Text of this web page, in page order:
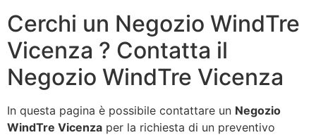
Cerchi un Negozio WindTre
Vicenza ? Contatta il
Negozio WindTre Vicenza
In questa pagina è possibile contattare un Negozio
WindTre Vicenza per la richiesta di un preventivo